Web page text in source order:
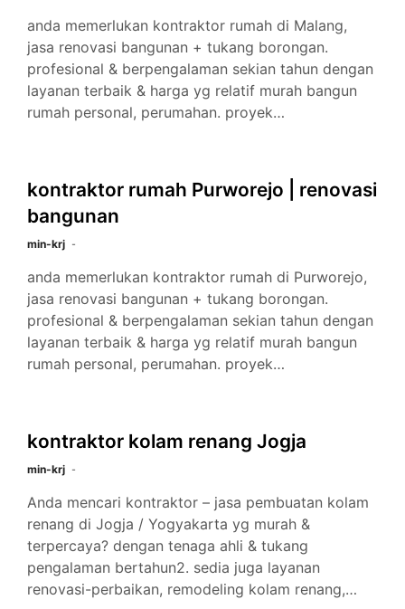
anda memerlukan kontraktor rumah di Malang,
jasa renovasi bangunan + tukang borongan.
profesional & berpengalaman sekian tahun dengan
layanan terbaik & harga yg relatif murah bangun
rumah personal, perumahan. proyek…
kontraktor rumah Purworejo | renovasi
bangunan
min-krj
anda memerlukan kontraktor rumah di Purworejo,
jasa renovasi bangunan + tukang borongan.
profesional & berpengalaman sekian tahun dengan
layanan terbaik & harga yg relatif murah bangun
rumah personal, perumahan. proyek…
kontraktor kolam renang Jogja
min-krj
Anda mencari kontraktor – jasa pembuatan kolam
renang di Jogja / Yogyakarta yg murah &
terpercaya? dengan tenaga ahli & tukang
pengalaman bertahun2. sedia juga layanan
renovasi-perbaikan, remodeling kolam renang,…